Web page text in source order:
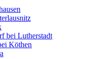
bei Lutherstadt
Köthen